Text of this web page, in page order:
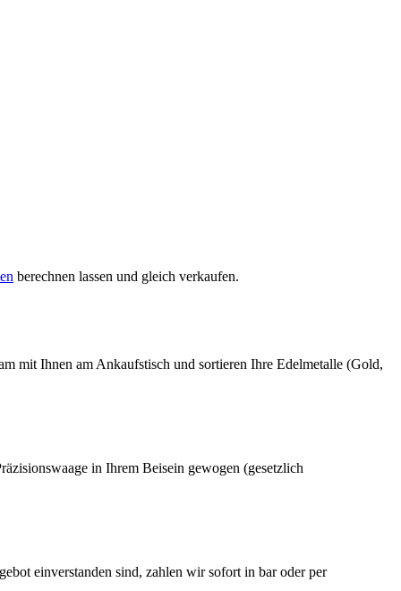
berechnen lassen und gleich verkaufen.
mit Ihnen am Ankaufstisch und sortieren Ihre Edelmetalle (Gold,
in Ihrem Beisein gewogen (gesetzlich
einverstanden sind, zahlen wir sofort in bar oder per